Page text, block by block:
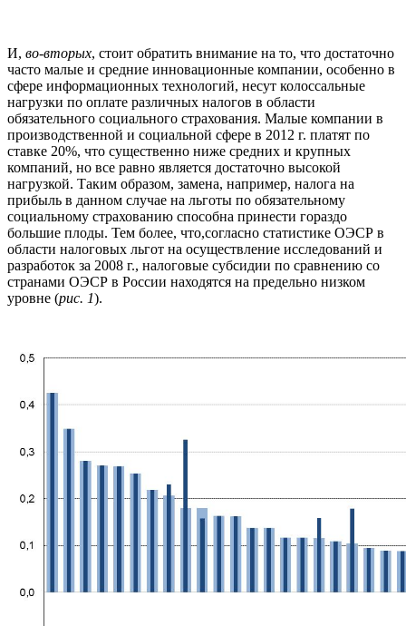
И, во-вторых, стоит обратить внимание на то, что достаточно
часто малые и средние инновационные компании, особенно в
сфере информационных технологий, несут колоссальные
нагрузки по оплате различных налогов в области
обязательного социального страхования. Малые компании в
производственной и социальной сфере в 2012 г. платят по
ставке 20%, что существенно ниже средних и крупных
компаний, но все равно является достаточно высокой
нагрузкой. Таким образом, замена, например, налога на
прибыль в данном случае на льготы по обязательному
социальному страхованию способна принести гораздо
большие плоды. Тем более, что,согласно статистике ОЭСР в
области налоговых льгот на осуществление исследований и
разработок за 2008 г., налоговые субсидии по сравнению со
странами ОЭСР в России находятся на предельно низком
уровне (рис. 1).